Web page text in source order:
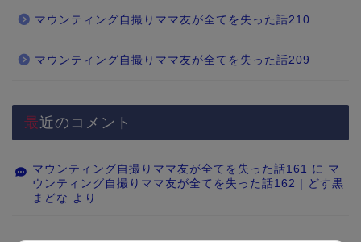
マウンティング自撮りママ友が全てを失った話210
マウンティング自撮りママ友が全てを失った話209
最近のコメント
マウンティング自撮りママ友が全てを失った話161 に マ
ウンティング自撮りママ友が全てを失った話162 | どす黒
まどな より